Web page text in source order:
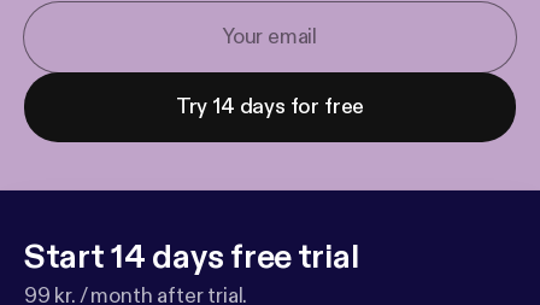
Try 14 days for free
Start 14 days free trial
99 kr. / month after trial.